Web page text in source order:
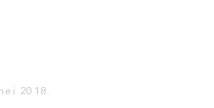
2018.